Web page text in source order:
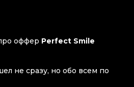
оффер Perfect Smile
не сразу, но обо всем по